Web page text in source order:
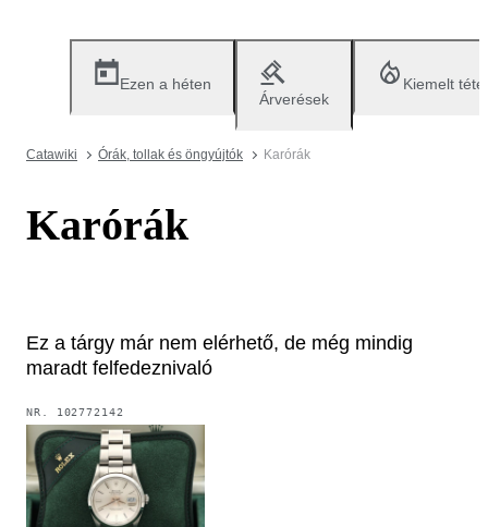
Ezen a héten
Árverések
Kiemelt
Catawiki Órák, tollak és öngyújtók Karórák
Karórák
Ez a tárgy már nem elérhető, de még mindig
maradt felfedeznivaló
NR. 102772142